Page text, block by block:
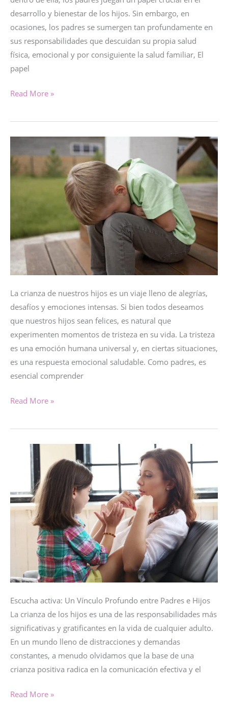
desarrollo y bienestar de los hijos. Sin embargo, en
ocasiones, los padres se sumergen tan profundamente en
sus responsabilidades que descuidan su propia salud
física, emocional y por consiguiente la salud familiar, El
papel
CUIDÁNDONOS
CUIDAR
:
importancia
de
Read More »
La crianza de nuestros hijos es un viaje lleno de alegrías,
desafíos y emociones intensas. Si bien todos deseamos
que nuestros hijos sean felices, es natural que
experimenten momentos de tristeza en su vida. La tristeza
es una emoción humana universal y, en ciertas situaciones,
es una respuesta emocional saludable. Como padres, es
esencial comprender
Una
llamada
Read More »
Escucha activa: Un Vínculo Profundo entre Padres e Hijos
La crianza de los hijos es una de las responsabilidades más
significativas y gratificantes en la vida de cualquier adulto.
En un mundo lleno de distracciones y demandas
constantes, a menudo olvidamos que la base de una
crianza positiva radica en la comunicación efectiva y el
ESCUCHA
Read More »